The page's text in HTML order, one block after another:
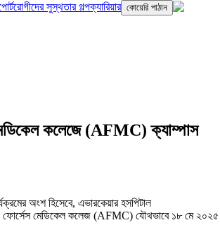
রোগীদের সুস্থতার গল্পক্যারিয়ার কোয়েরি পাঠান
কলেজে (AFMC) ক্যাম্পাস
অংশ হিসেবে, এভারকেয়ার হসপিটাল
মেডিকেল কলেজ (AFMC) যৌথভাবে ১৮ মে ২০২৫